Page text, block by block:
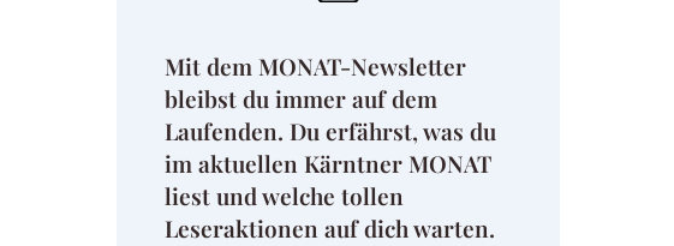
Mit dem MONAT-Newsletter
bleibst du immer auf dem
Laufenden. Du erfährst, was du
im aktuellen Kärntner MONAT
liest und welche tollen
Leseraktionen auf dich warten.